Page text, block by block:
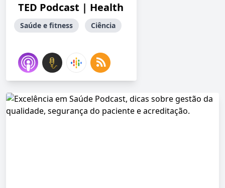
TED Podcast | Health
Saúde e fitness Ciência